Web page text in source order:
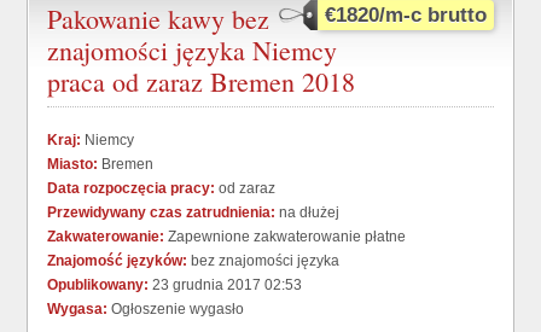
€1820/m-c brutto
Pakowanie kawy bez
znajomości języka Niemcy
praca od zaraz Bremen 2018
Kraj: Niemcy
Miasto: Bremen
Data rozpoczęcia pracy: od zaraz
Przewidywany czas zatrudnienia: na dłużej
Zakwaterowanie: Zapewnione zakwaterowanie płatne
Znajomość języków: bez znajomości języka
Opublikowany: 23 grudnia 2017 02:53
Wygasa: Ogłoszenie wygasło